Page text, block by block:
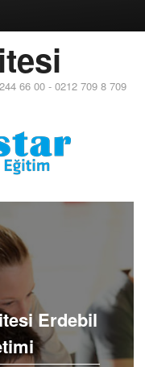
66 00 - 0212 709 8 709
Erdebil